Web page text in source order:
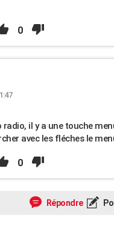
0
il y a une touche
avec les fléches le
0
Répondre